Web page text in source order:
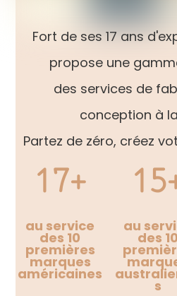
Fort de ses 17 ans
propose une
des services de
conception à
Partez de zéro, créez
17+
au service
des 10
premières
marques
américaines
au
des 10
s